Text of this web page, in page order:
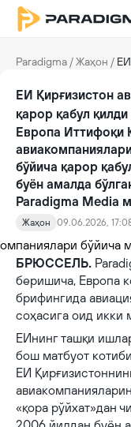
Paradigma /Жаҳон / ЕИ
ЕИ Қирғизистон
қарор қабул
Европа Иттифоқи
бўйича қарор
буён амалда
Paradigma Media
Жаҳон 09.06.2026,
БРЮССЕЛЬ.
беришича, Европа
брифингида
соҳасига оид икки
ЕИнинг ташқи
бош матбуот котиби
ЕИ
«қора рўйхат»дан